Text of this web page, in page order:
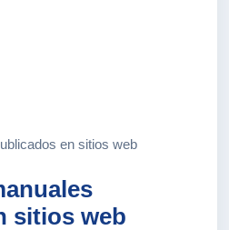
en sitios web
sitios web